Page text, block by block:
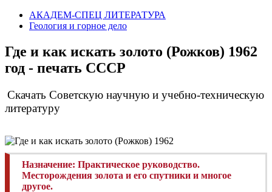
АКАДЕМ-СПЕЦ ЛИТЕРАТУРА
Геология и горное дело
Где и как искать золото (Рожков) 1962
год - печать СССР
Скачать Советскую научную и учебно-техническую
литературу
Назначение: Практическое руководство.
Месторождения золота и его спутники и многое
другое.